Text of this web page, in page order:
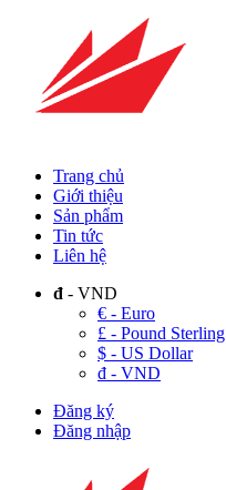
Trang chủ
Giới thiệu
Sản phẩm
Tin tức
Liên hệ
đ - VND
€ - Euro
£ - Pound Sterling
$ - US Dollar
đ - VND
Đăng ký
Đăng nhập